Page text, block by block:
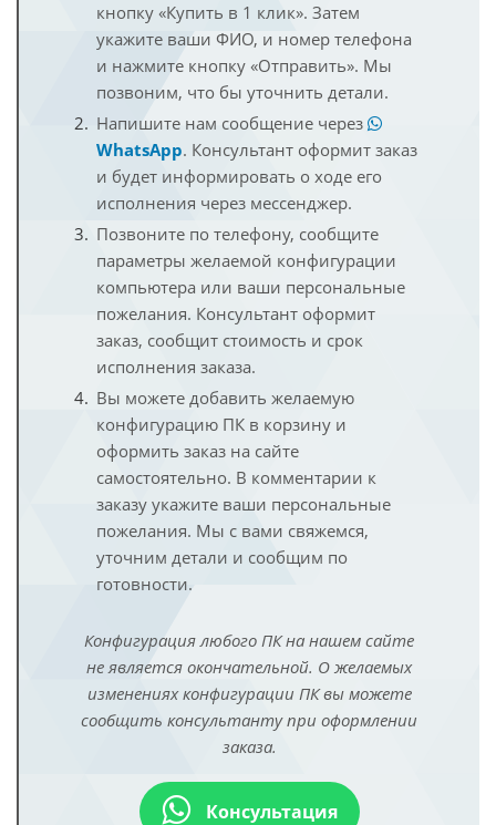
кнопку «Купить в 1 клик». Затем
укажите ваши ФИО, и номер телефона
и нажмите кнопку «Отправить». Мы
позвоним, что бы уточнить детали.
Напишите нам сообщение через
WhatsApp. Консультант оформит заказ
и будет информировать о ходе его
исполнения через мессенджер.
Позвоните по телефону, сообщите
параметры желаемой конфигурации
компьютера или ваши персональные
пожелания. Консультант оформит
заказ, сообщит стоимость и срок
исполнения заказа.
Вы можете добавить желаемую
конфигурацию ПК в корзину и
оформить заказ на сайте
самостоятельно. В комментарии к
заказу укажите ваши персональные
пожелания. Мы с вами свяжемся,
уточним детали и сообщим по
готовности.
Конфигурация любого ПК на нашем сайте
не является окончательной. О желаемых
изменениях конфигурации ПК вы можете
сообщить консультанту при оформлении
заказа.
Консультация